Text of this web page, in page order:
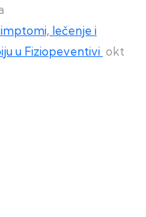
lečenje i
u Fiziopeventivi okt